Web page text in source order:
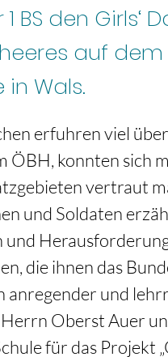
BS den Girls‘
auf
in Wals.
erfuhren viel
ÖBH, konnten sich
vertraut
und Soldaten
und
die ihnen das
anregender und
Oberst Auer
für das Projekt